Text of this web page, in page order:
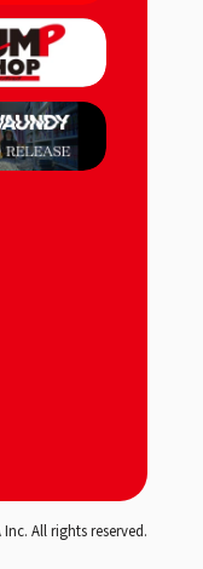
Inc. All rights reserved.